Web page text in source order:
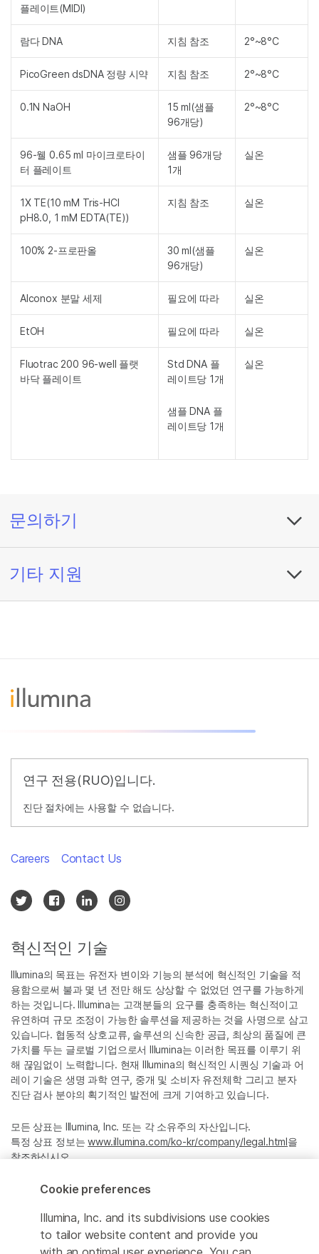
플레이트(MIDI)
람다 DNA 지침 참조 2°~8°C
PicoGreen dsDNA 정량 시약 지침 참조 2°~8°C
0.1N NaOH
15 ml(샘플
96개당)
2°~8°C
96-웰 0.65 ml 마이크로타이
터 플레이트
샘플 96개당
1개
실온
1X TE(10 mM Tris-HCl
pH8.0, 1 mM EDTA(TE))
지침 참조 실온
100% 2-프로판올
30 ml(샘플
96개당)
실온
Alconox 분말 세제 필요에 따라 실온
EtOH 필요에 따라 실온
Fluotrac 200 96-well 플랫
바닥 플레이트
Std DNA 플
레이트당 1개
샘플 DNA 플
레이트당 1개
실온
문의하기
기타 지원
연구 전용(RUO)입니다.
진단 절차에는 사용할 수 없습니다.
혁신적인 기술
Illumina의 목표는 유전자 변이와 기능의 분석에 혁신적인 기술을 적
용함으로써 불과 몇 년 전만 해도 상상할 수 없었던 연구를 가능하게
하는 것입니다. Illumina는 고객분들의 요구를 충족하는 혁신적이고
유연하며 규모 조정이 가능한 솔루션을 제공하는 것을 사명으로 삼고
있습니다. 협동적 상호교류, 솔루션의 신속한 공급, 최상의 품질에 큰
가치를 두는 글로벌 기업으로서 Illumina는 이러한 목표를 이루기 위
해 끊임없이 노력합니다. 현재 Illumina의 혁신적인 시퀀싱 기술과 어
레이 기술은 생명 과학 연구, 중개 및 소비자 유전체학 그리고 분자
진단 검사 분야의 획기적인 발전에 크게 기여하고 있습니다.
모든 상표는 Illumina, Inc. 또는 각 소유주의 자산입니다.
특정 상표 정보는www.illumina.com/ko-kr/company/legal.html을
참조하십시오.
Privacy Policy
Careers Contact Us
Cookie preferences
Illumina, Inc. and its subdivisions use cookies
to tailor website content and provide you